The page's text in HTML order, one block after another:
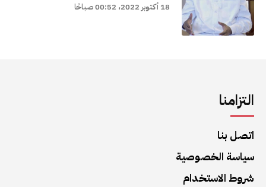
18 أكتوبر 2022، 00:52 صباحًا
التزامنا
اتصل بنا
سياسة الخصوصية
شروط الاستخدام